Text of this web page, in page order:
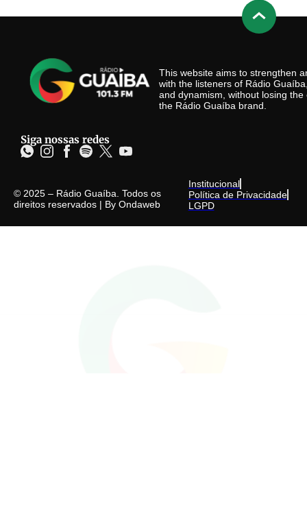
This website aims to strengthen
with the listeners of Rádio
and dynamism, without losing
the Rádio Guaíba brand.
Siga nossas redes
© 2025 – Rádio Guaíba. Todos os
direitos reservados | By Ondaweb
Institucional
Política de Privacidade
LGPD